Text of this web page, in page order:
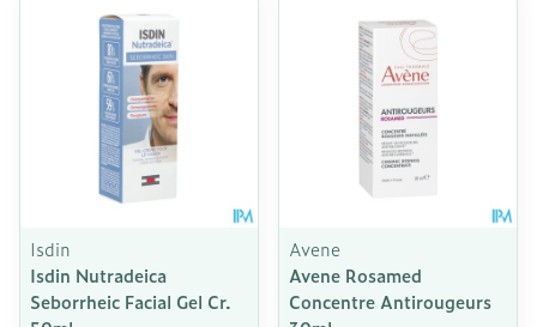
Isdin
Isdin Nutradeica
Seborrheic Facial Gel Cr.
Avene
Avene Rosamed
Concentre Antirougeurs